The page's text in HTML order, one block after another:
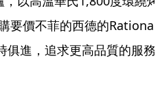
要價不菲的西德的Rational
俱進，追求更高品質的服務